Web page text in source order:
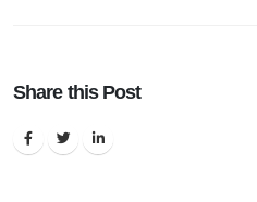
Share this Post